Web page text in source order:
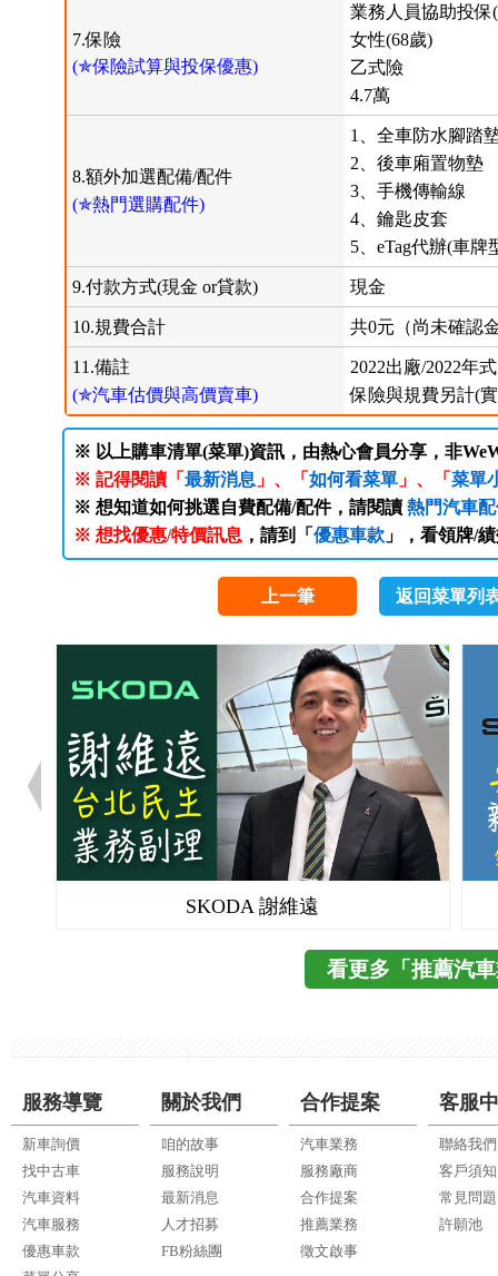
7.保險
(✯保險試算與投保優惠)
業務人員協助投保
女性(68歲)
乙式險
4.7萬
8.額外加選配備/配件
(✯熱門選購配件)
1、全車防水腳踏
2、後車廂置物墊
3、手機傳輸線
4、鑰匙皮套
5、eTag代辦(車牌
9.付款方式(現金 or貸款) 現金
10.規費合計 共0元（尚未確認
11.備註
(✯汽車估價與高價賣車)
2022出廠/2022年式
保險與規費另計(
※ 以上購車清單(菜單)資訊，由熱心會員分享，非
※ 記得閱讀「 最新消息 」、「 如何看菜單」、「 菜單
※ 想知道如何挑選自費配備/配件，請閱讀 熱門汽車
※ 想找優惠/特價訊息 ，請到「 優惠車款」，看領牌/
上一筆 返回菜單列
SKODA 謝維遠
看更多「推薦汽
服務導覽
新車詢價
找中古車
汽車資料
汽車服務
優惠車款
關於我們
咱的故事
服務說明
最新消息
人才招募
FB粉絲團
合作提案
汽車業務
服務廠商
合作提案
推薦業務
徵文啟事
客服
聯絡我們
客戶須知
常見問題
許願池